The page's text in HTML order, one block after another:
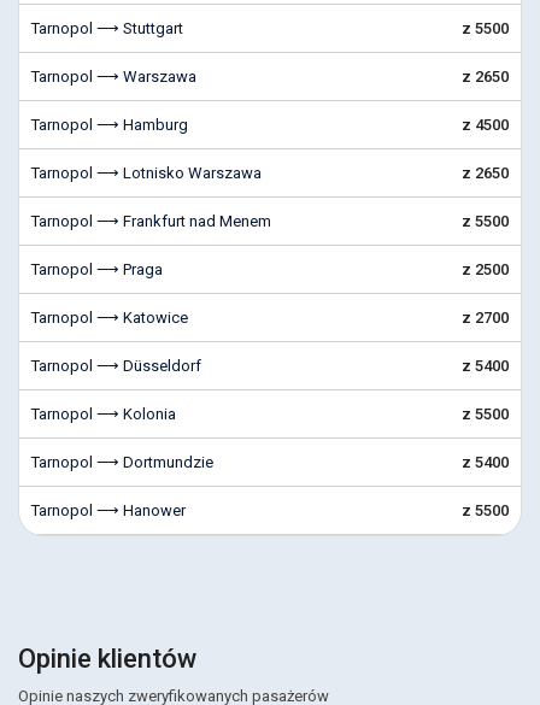
Tarnopol ⟶ Stuttgart z 5500
Tarnopol ⟶ Warszawa z 2650
Tarnopol ⟶ Hamburg z 4500
Tarnopol ⟶ Lotnisko Warszawa z 2650
Tarnopol ⟶ Frankfurt nad Menem z 5500
Tarnopol ⟶ Praga z 2500
Tarnopol ⟶ Katowice z 2700
Tarnopol ⟶ Düsseldorf z 5400
Tarnopol ⟶ Kolonia z 5500
Tarnopol ⟶ Dortmundzie z 5400
Tarnopol ⟶ Hanower z 5500
Opinie klientów
Opinie naszych zweryfikowanych pasażerów